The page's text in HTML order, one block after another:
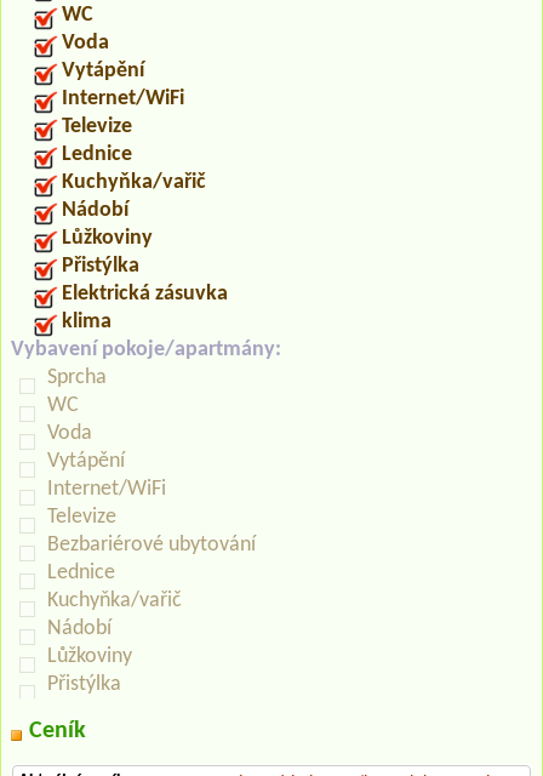
WC
Voda
Vytápění
Internet/WiFi
Televize
Lednice
Kuchyňka/vařič
Nádobí
Lůžkoviny
Přistýlka
Elektrická zásuvka
klima
Vybavení pokoje/apartmány:
Sprcha
WC
Voda
Vytápění
Internet/WiFi
Televize
Bezbariérové ubytování
Lednice
Kuchyňka/vařič
Nádobí
Lůžkoviny
Přistýlka
Ceník